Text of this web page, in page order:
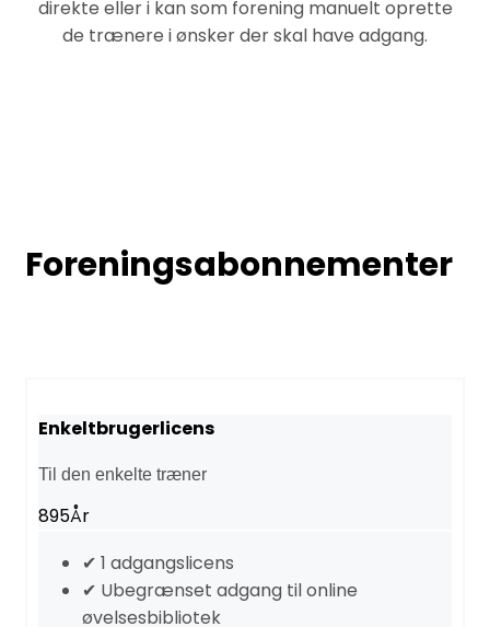
direkte eller i kan som forening manuelt oprette
de trænere i ønsker der skal have adgang.
Foreningsabonnementer
Enkeltbrugerlicens
Til den enkelte træner
895År
✔ 1 adgangslicens
✔ Ubegrænset adgang til online
øvelsesbibliotek